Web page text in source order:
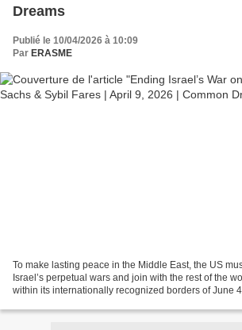
Dreams
Publié le 10/04/2026 à 10:09
Par ERASME
To make lasting peace in the Middle East, the US
Israel’s perpetual wars and join with the rest of the
within its internationally recognized borders of June